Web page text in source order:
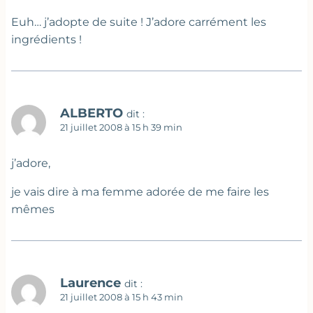
Euh… j’adopte de suite ! J’adore carrément les
ingrédients !
ALBERTO dit :
21 juillet 2008 à 15 h 39 min
j’adore,
je vais dire à ma femme adorée de me faire les
mêmes
Laurence dit :
21 juillet 2008 à 15 h 43 min